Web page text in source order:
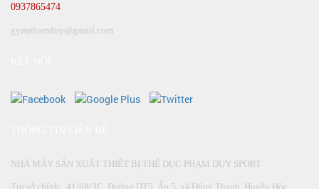
0937865474
gymphamduy@gmail.com
NHÀ MÁY SẢN XUẤT THIẾT BỊ THỂ DỤC PHẠM DUY SPORT
Trụ sở chính: 41/68/3C, Đường DT5, Ấp 5, xã Đông Thạnh, Huyện Hóc